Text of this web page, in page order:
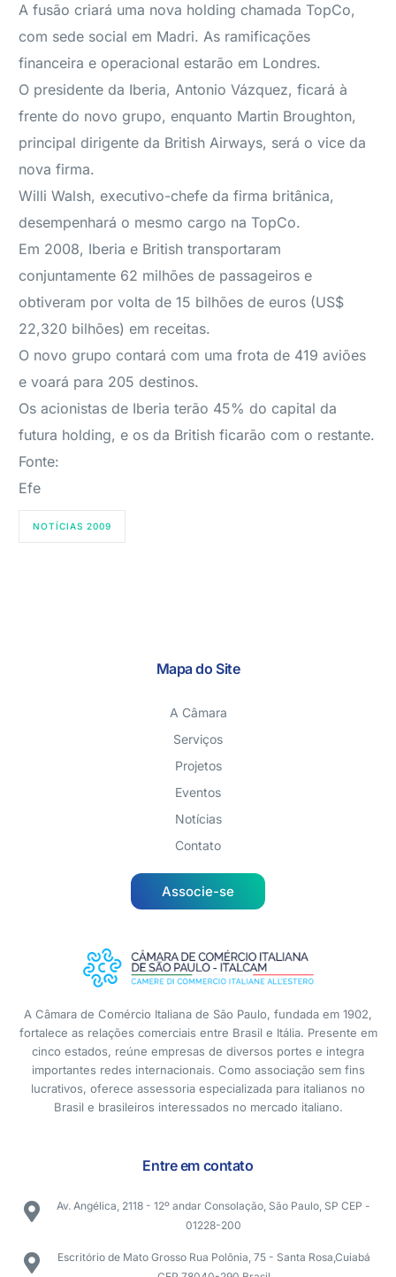
A fusão criará uma nova holding chamada TopCo,
com sede social em Madri. As ramificações
financeira e operacional estarão em Londres.
O presidente da Iberia, Antonio Vázquez, ficará à
frente do novo grupo, enquanto Martin Broughton,
principal dirigente da British Airways, será o vice da
nova firma.
Willi Walsh, executivo-chefe da firma britânica,
desempenhará o mesmo cargo na TopCo.
Em 2008, Iberia e British transportaram
conjuntamente 62 milhões de passageiros e
obtiveram por volta de 15 bilhões de euros (US$
22,320 bilhões) em receitas.
O novo grupo contará com uma frota de 419 aviões
e voará para 205 destinos.
Os acionistas de Iberia terão 45% do capital da
futura holding, e os da British ficarão com o restante.
Fonte:
Efe
NOTÍCIAS 2009
Mapa do Site
A Câmara
Serviços
Projetos
Eventos
Notícias
Contato
Associe-se
A Câmara de Comércio Italiana de São Paulo, fundada em 1902,
fortalece as relações comerciais entre Brasil e Itália. Presente em
cinco estados, reúne empresas de diversos portes e integra
importantes redes internacionais. Como associação sem fins
lucrativos, oferece assessoria especializada para italianos no
Brasil e brasileiros interessados no mercado italiano.
Entre em contato
Av. Angélica, 2118 - 12º andar Consolação, São Paulo, SP CEP -
01228-200
Escritório de Mato Grosso Rua Polônia, 75 - Santa Rosa,Cuiabá